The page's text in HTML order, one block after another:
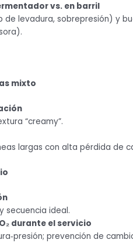
vs. en barril
de levadura, sobrepresión) y
mixto
“creamy”.
largas con alta pérdida de
secuencia ideal.
durante el servicio
prevención de